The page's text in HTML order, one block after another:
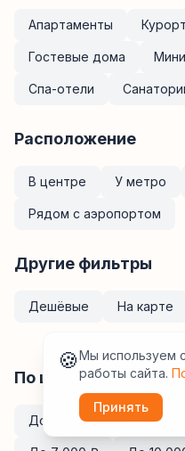
Апартаменты
Гостевые дома
Спа-отели
Расположение
В центре У метро
Рядом с аэропортом
Другие фильтры
Дешёвые На карте
По цене за ночь
До 2 000₽ До3 000
🍪Мы используем
работы сайта.
Принять